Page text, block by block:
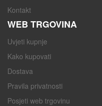
Kontakt
WEB TRGOVINA
Uvjeti kupnje
Kako kupovati
Dostava
Pravila privatnosti
Posjeti web trgovinu